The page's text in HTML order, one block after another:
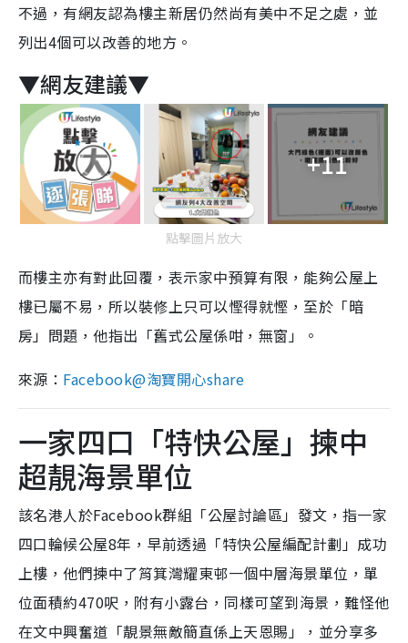
不過，有網友認為樓主新居仍然尚有美中不足之處，並
列出4個可以改善的地方。
▼網友建議▼
+11
點擊圖片放大
而樓主亦有對此回覆，表示家中預算有限，能夠公屋上
樓已屬不易，所以裝修上只可以慳得就慳，至於「暗
房」問題，他指出「舊式公屋係咁，無窗」。
來源： Facebook@淘寶開心share
一家四口「特快公屋」揀中
超靚海景單位
該名港人於Facebook群組「公屋討論區」發文，指一家
四口輪候公屋8年，早前透過「特快公屋編配計劃」成功
上樓，他們揀中了筲箕灣耀東邨一個中層海景單位，單
位面積約470呎，附有小露台，同樣可望到海景，難怪他
在文中興奮道「靚景無敵簡直係上天恩賜」，並分享多